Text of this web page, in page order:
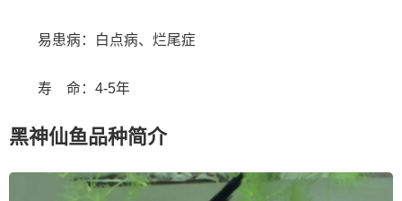
易患病：白点病、烂尾症
寿 命：4-5年
黑神仙鱼品种简介